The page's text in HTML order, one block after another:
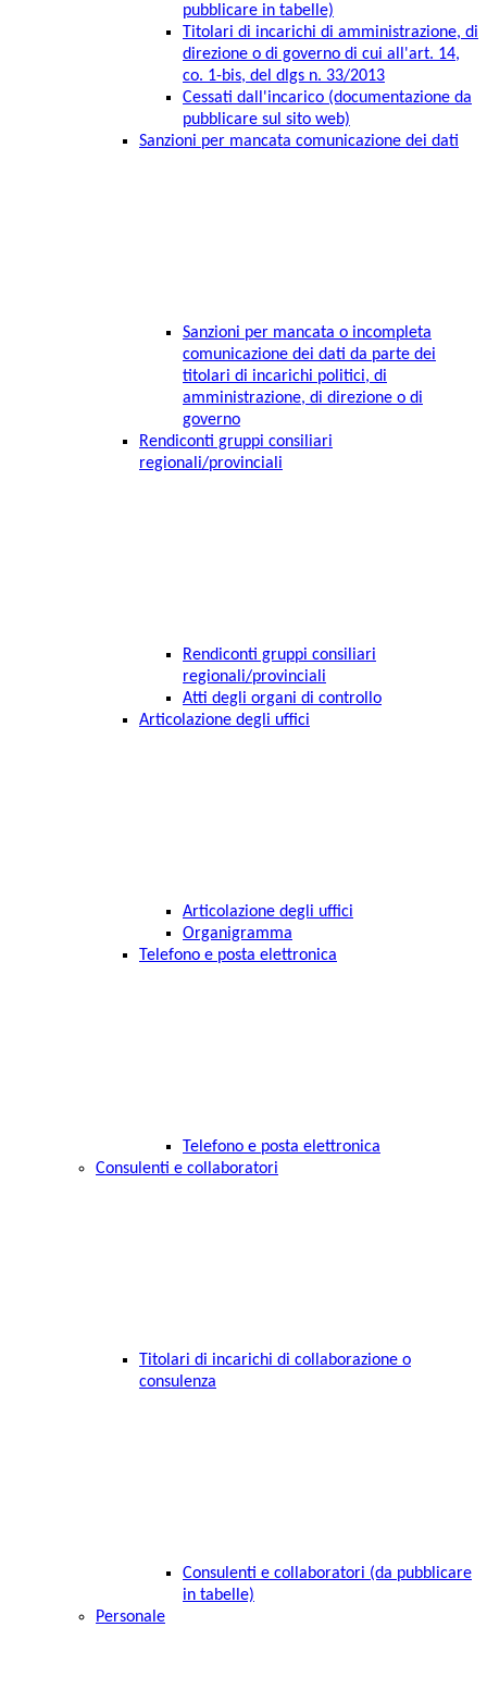
pubblicare in tabelle)
Titolari di incarichi di amministrazione, di
direzione o di governo di cui all'art. 14,
co. 1-bis, del dlgs n. 33/2013
Cessati dall'incarico (documentazione da
pubblicare sul sito web)
Sanzioni per mancata comunicazione dei dati
Sanzioni per mancata o incompleta
comunicazione dei dati da parte dei
titolari di incarichi politici, di
amministrazione, di direzione o di
governo
Rendiconti gruppi consiliari
regionali/provinciali
Rendiconti gruppi consiliari
regionali/provinciali
Atti degli organi di controllo
Articolazione degli uffici
Articolazione degli uffici
Organigramma
Telefono e posta elettronica
Telefono e posta elettronica
Consulenti e collaboratori
Titolari di incarichi di collaborazione o
consulenza
Consulenti e collaboratori (da pubblicare
in tabelle)
Personale